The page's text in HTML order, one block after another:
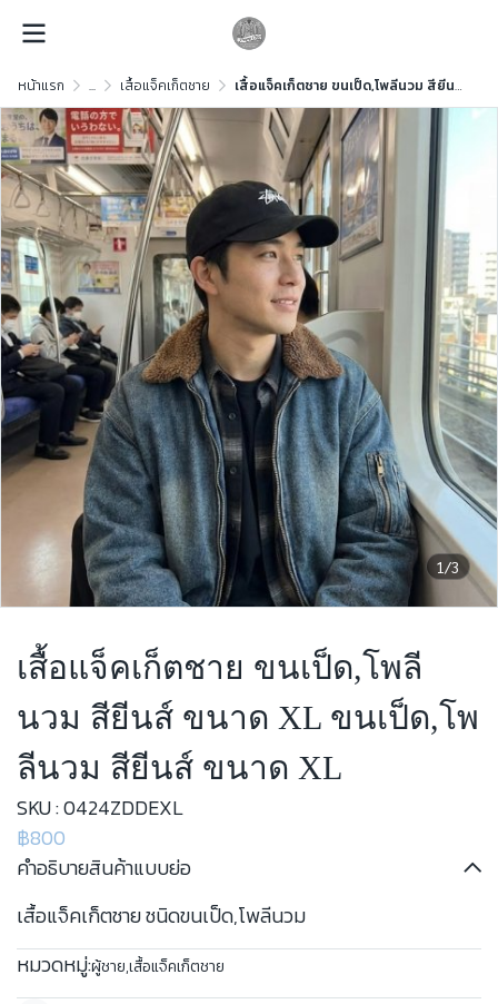
หน้าแรก ... เสื้อแจ็คเก็ตชาย เสื้อแจ็คเก็ตชาย ขนเป็ด,โพลีนวม สียีนส์ ขนาด XL ขนเป็ด,โพลีนวม สียีนส์ ขนาด XL
1/3
เสื้อแจ็คเก็ตชาย ขนเป็ด,โพลี
นวม สียีนส์ ขนาด XL ขนเป็ด,โพ
ลีนวม สียีนส์ ขนาด XL
SKU : 0424ZDDEXL
฿800
คำอธิบายสินค้าแบบย่อ
เสื้อแจ็คเก็ตชาย ชนิดขนเป็ด,โพลีนวม
หมวดหมู่:ผู้ชาย,เสื้อแจ็คเก็ตชาย